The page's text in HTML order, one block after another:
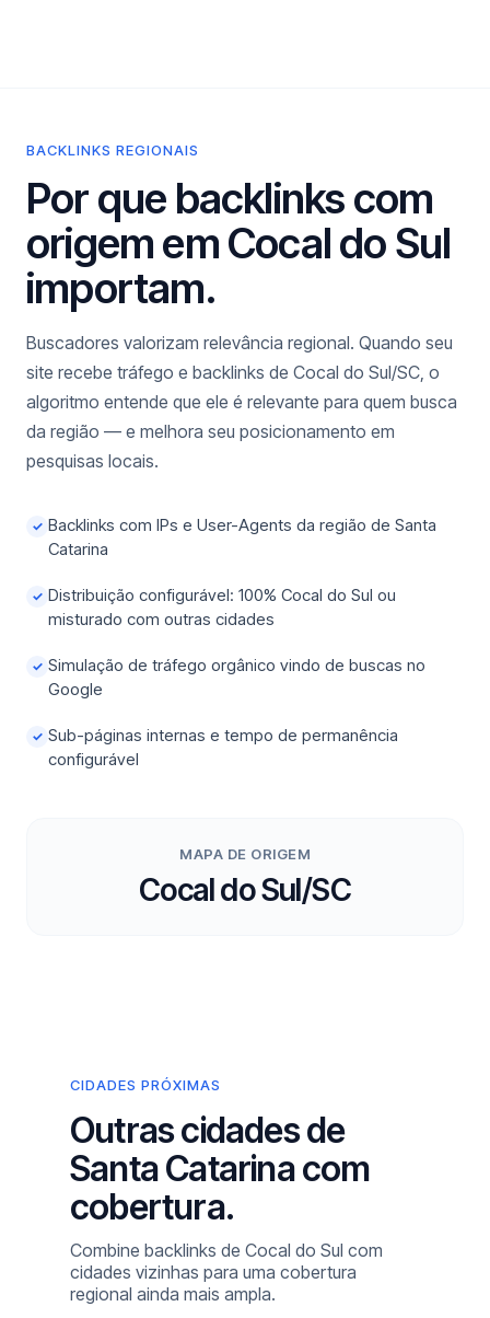
BACKLINKS REGIONAIS
Por que backlinks com
origem em Cocal do Sul
importam.
Buscadores valorizam relevância regional. Quando seu
site recebe tráfego e backlinks de Cocal do Sul/SC, o
algoritmo entende que ele é relevante para quem busca
da região — e melhora seu posicionamento em
pesquisas locais.
✓ Backlinks com IPs e User-Agents da região de Santa
Catarina
✓ Distribuição configurável: 100% Cocal do Sul ou
misturado com outras cidades
✓ Simulação de tráfego orgânico vindo de buscas no
Google
✓ Sub-páginas internas e tempo de permanência
configurável
MAPA DE ORIGEM
Cocal do Sul/SC
CIDADES PRÓXIMAS
Outras cidades de
Santa Catarina com
cobertura.
Combine backlinks de Cocal do Sul com
cidades vizinhas para uma cobertura
regional ainda mais ampla.